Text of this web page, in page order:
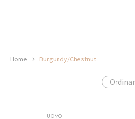
Home Burgundy/Chestnut
UOMO